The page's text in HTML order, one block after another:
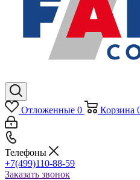
Отложенные 0 Корзина
Телефоны
+7(499)110-88-59
Заказать звонок